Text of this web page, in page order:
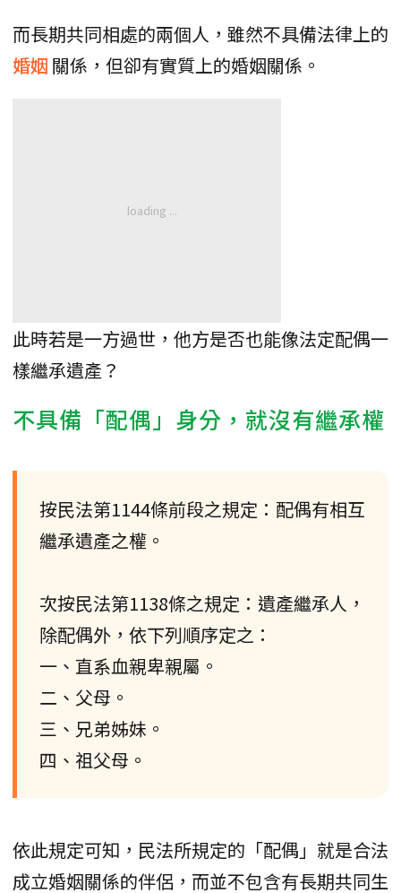
而長期共同相處的兩個人，雖然不具備法律上的
婚姻 關係，但卻有實質上的婚姻關係。
此時若是一方過世，他方是否也能像法定配偶一
樣繼承遺產？
不具備「配偶」身分，就沒有繼承權
按民法第1144條前段之規定：配偶有相互
繼承遺產之權。
次按民法第1138條之規定：遺產繼承人，
除配偶外，依下列順序定之：
一、直系血親卑親屬。
二、父母。
三、兄弟姊妹。
四、祖父母。
依此規定可知，民法所規定的「配偶」就是合法
成立婚姻關係的伴侶，而並不包含有長期共同生